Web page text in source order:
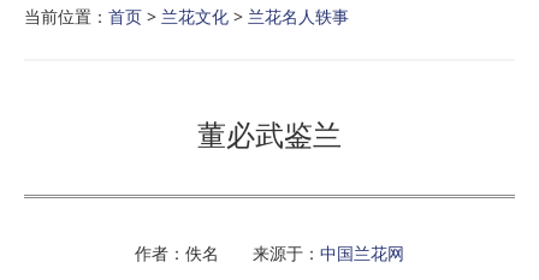
当前位置： 首页 > 兰花文化 > 兰花名人轶事
董必武鉴兰
作者：佚名 来源于： 中国兰花网